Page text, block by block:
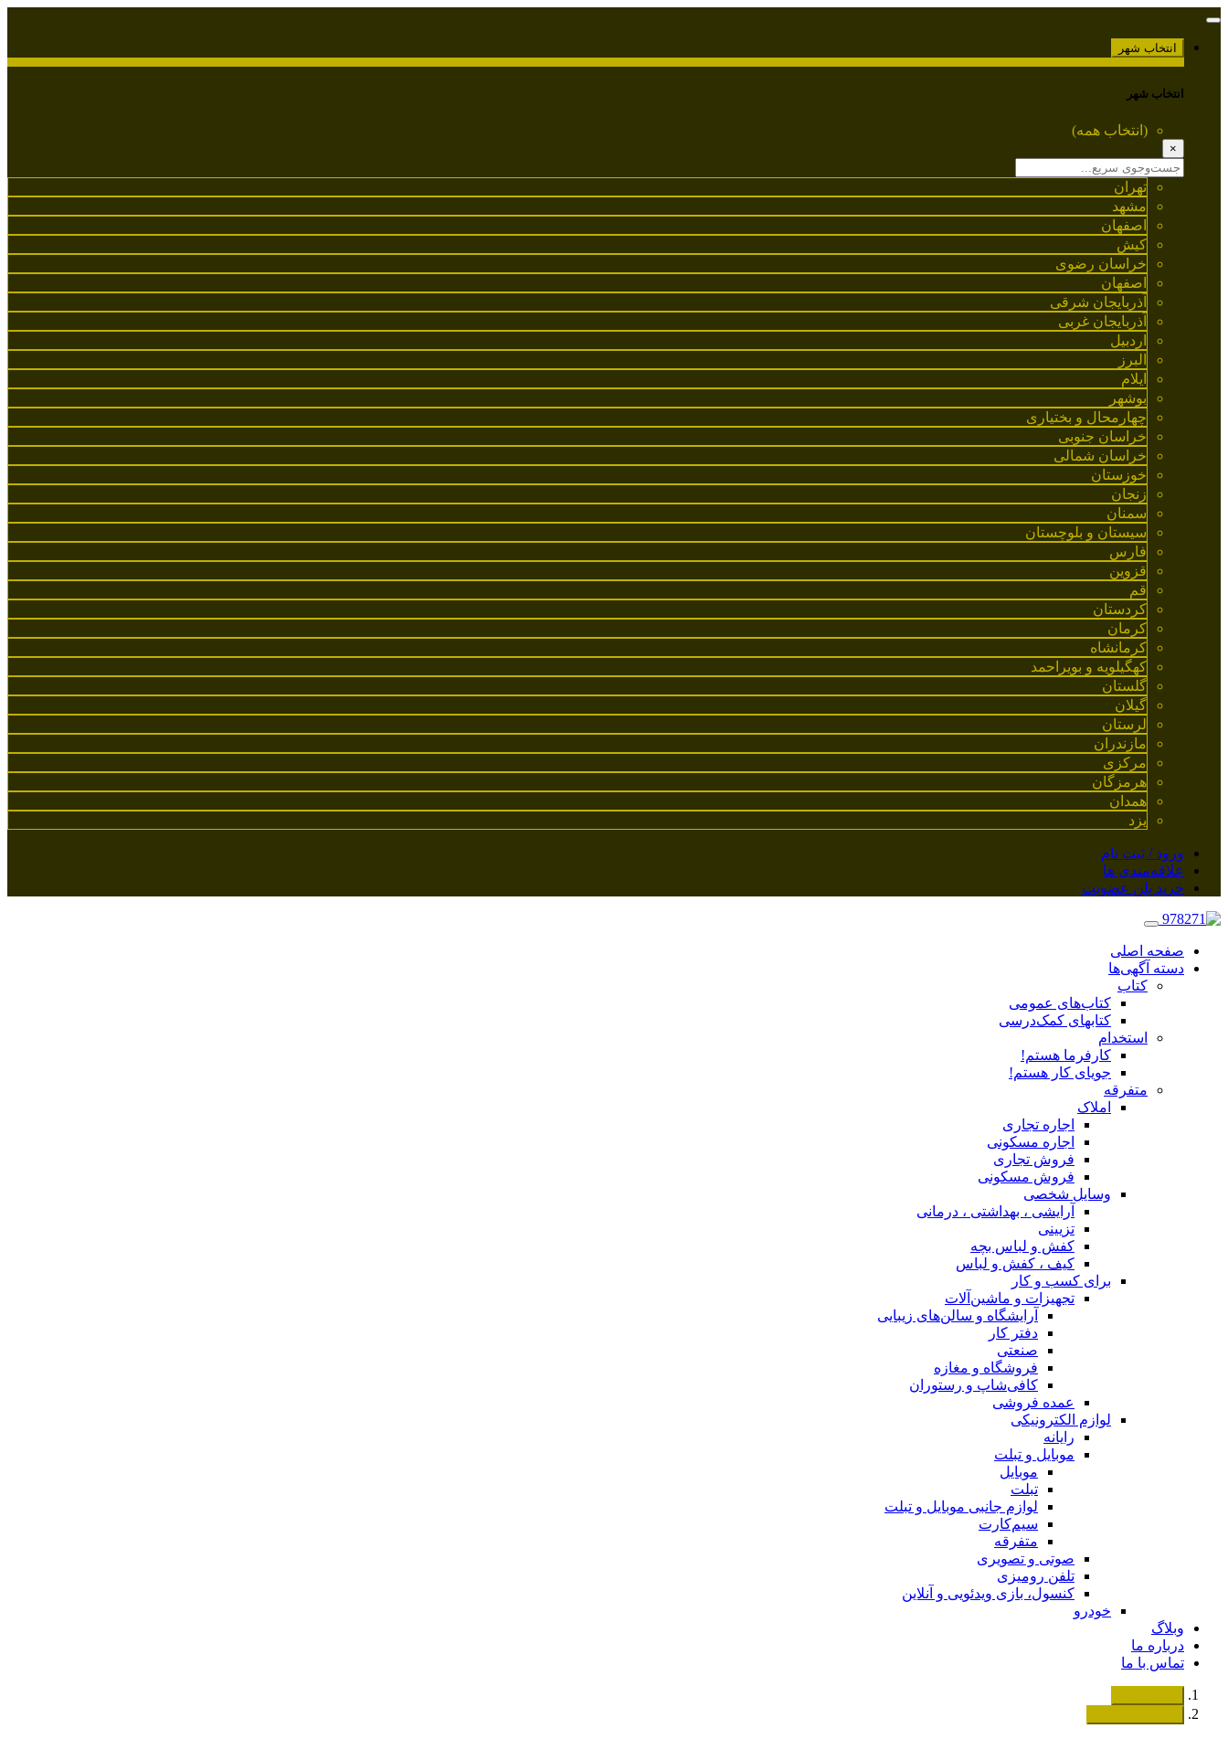
انتخاب شهر
انتخاب شهر
(انتخاب همه)
×
تهران
مشهد
اصفهان
کیش
خراسان رضوی
اصفهان
آذربایجان شرقی
آذربایجان غربی
اردبیل
البرز
ایلام
بوشهر
چهارمحال و بختیاری
خراسان جنوبی
خراسان شمالی
خوزستان
زنجان
سمنان
سیستان و بلوچستان
فارس
قزوین
قم
کردستان
کرمان
کرمانشاه
کهگیلویه و بویراحمد
گلستان
گیلان
لرستان
مازندران
مرکزی
هرمزگان
همدان
یزد
ورود / ثبت نام
علاقه‌مندی ها
خرید پلن عضویت
صفحه اصلی
دسته آگهی‌ها
کتاب
کتاب‌های عمومی
کتابهای کمک‌درسی
استخدام
کارفرما هستم!
جویای کار هستم!
متفرقه
املاک
اجاره تجاری
اجاره مسکونی
فروش تجاری
فروش مسکونی
وسایل شخصی
آرایشی ، بهداشتی ، درمانی
تزیینی
کفش و لباس بچه
کیف ، کفش و لباس
برای کسب و کار
تجهیزات و ماشین‌آلات
آرایشگاه و سالن‌های زیبایی
دفتر کار
صنعتی
فروشگاه و مغازه
کافی‌شاپ و رستوران
عمده فروشی
لوازم الکترونیکی
رایانه
موبایل و تبلت
موبایل
تبلت
لوازم جانبی موبایل و تبلت
سیم‌کارت
متفرقه
صوتی و تصویری
تلفن رومیزی
کنسول، بازی‌ ویدئویی و آنلاین
خودرو
وبلاگ
درباره ما
تماس با ما